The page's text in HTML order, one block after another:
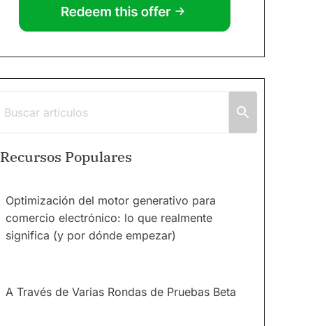
Recursos Populares
Optimización del motor generativo para
comercio electrónico: lo que realmente
significa (y por dónde empezar)
A Través de Varias Rondas de Pruebas Beta